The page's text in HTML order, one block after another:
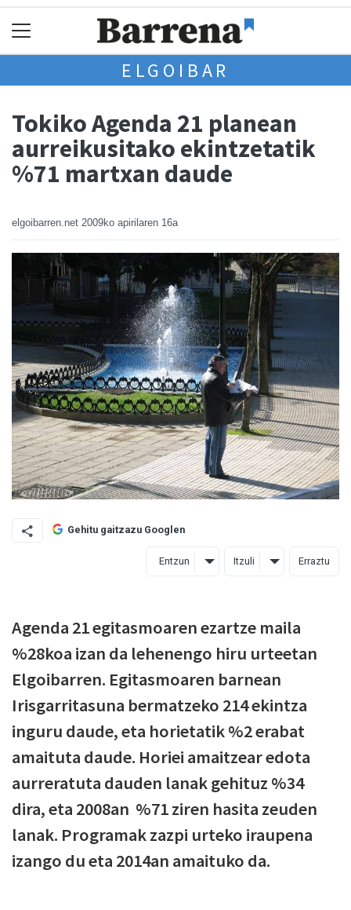
ELGOIBAR
Tokiko Agenda 21 planean
aurreikusitako ekintzetatik
%71 martxan daude
elgoibarren.net 2009ko apirilaren 16a
Gehitu gaitzazu Googlen
Entzun Itzuli Erraztu
Agenda 21 egitasmoaren ezartze maila
%28koa izan da lehenengo hiru urteetan
Elgoibarren. Egitasmoaren barnean
Irisgarritasuna bermatzeko 214 ekintza
inguru daude, eta horietatik %2 erabat
amaituta daude. Horiei amaitzear edota
aurreratuta dauden lanak gehituz %34
dira, eta 2008an %71 ziren hasita zeuden
lanak. Programak zazpi urteko iraupena
izango du eta 2014an amaituko da.